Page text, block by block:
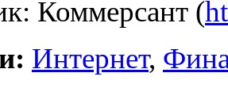
Коммерсант (
Интернет,